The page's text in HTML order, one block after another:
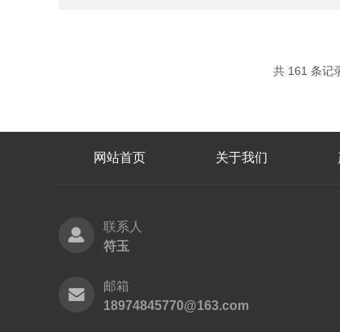
共 161 条记
网站首页 关于我们
联系人
符玉
邮箱
18974845770@163.com